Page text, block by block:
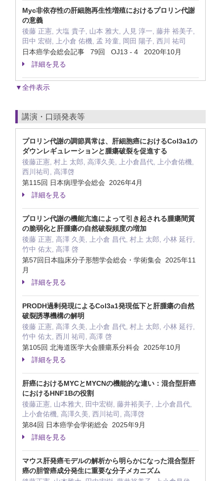
Myc非依存性の肝細胞再生性増殖におけるプロリン代謝
の意義
後藤 正憲, 大塩 貴子, 山本 雅大, 人見 淳一, 藤井 裕美子,
田中 宏樹, 上小倉 佑機, 孟 玲童, 岡田 陽子, 西川 祐司
日本癌学会総会記事 79回 OJ13 - 4 2020年10月
詳細を見る
▼全件表示
講演・口頭発表等
プロリン代謝の調節異常は、肝細胞癌におけるCol3a1の
ダウンレギュレーションと腫瘍破裂を促進する
後藤正憲, 村上 太郎, 高澤久美, 上小倉昌代, 上小倉佑機,
西川祐司, 高澤啓
第115回 日本病理学会総会 2026年4月
詳細を見る
プロリン代謝の機能亢進によって引き起される腫瘍間質
の脆弱化と肝腫瘍の自然破裂頻度の増加
後藤 正憲, 高澤 久美, 上小倉 昌代, 村上 太郎, 小林 延行,
竹中 佑太, 高澤 啓
第57回日本臨床分子形態学会総会・学術集会 2025年11
月
詳細を見る
PRODH過剰発現によるCol3a1発現低下と肝腫瘍の自然
破裂誘導機構の解明
後藤 正憲, 高澤 久美, 上小倉 昌代, 村上 太郎, 小林 延行,
竹中 佑太, 西川 祐司, 高澤 啓
第105回 北海道医学大会腫瘍系分科会 2025年10月
詳細を見る
肝癌におけるMYCとMYCNの機能的な違い：混合型肝癌
におけるHNF1Bの役割
後藤正憲, 山本雅大, 田中宏樹, 藤井裕美子, 上小倉昌代,
上小倉佑機, 高澤久美, 西川祐司, 高澤啓
第84回 日本癌学会学術総会 2025年9月
詳細を見る
マウス肝発癌モデルの解析から明らかになった混合型肝
癌の胆管癌成分発生に重要な分子メカニズム